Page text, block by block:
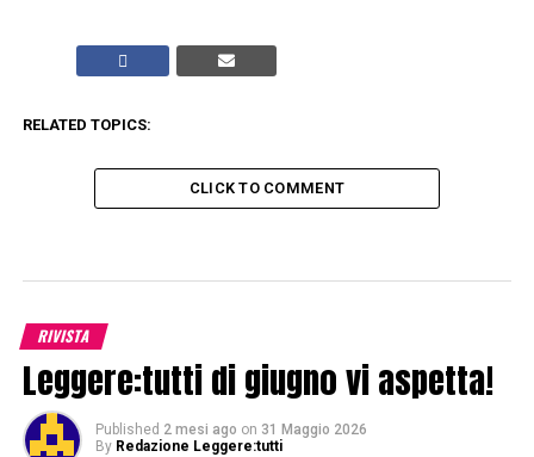
RELATED TOPICS:
CLICK TO COMMENT
RIVISTA
Leggere:tutti di giugno vi aspetta!
Published 2 mesi ago on 31 Maggio 2026
By Redazione Leggere:tutti